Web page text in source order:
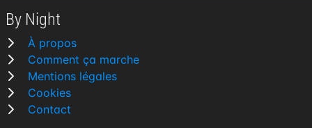
By Night
À propos
Comment ça marche
Mentions légales
Cookies
Contact